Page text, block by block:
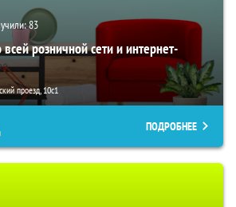
83
розничной сети и интернет-
проезд, 10с1
ПОДРОБНЕЕ